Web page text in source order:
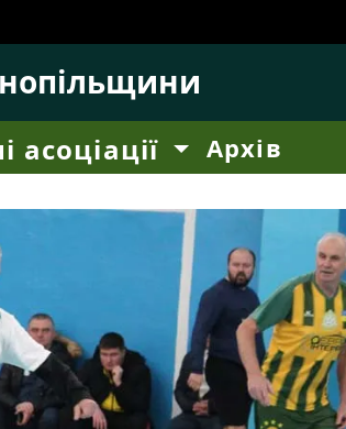
асоціації Архів